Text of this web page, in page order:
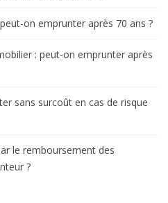
on emprunter après 70 ans ?
: peut-on emprunter après
sans surcoût en cas de risque
le remboursement des
?